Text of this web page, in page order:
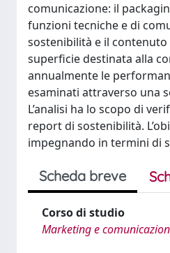
comunicazione: il
funzioni tecniche e di
sostenibilità e il contenuto
superficie destinata alla
annualmente le
esaminati attraverso una
L’analisi ha lo scopo di
report di sostenibilità.
impegnando in termini di
Scheda breve
Corso di studio
Marketing e